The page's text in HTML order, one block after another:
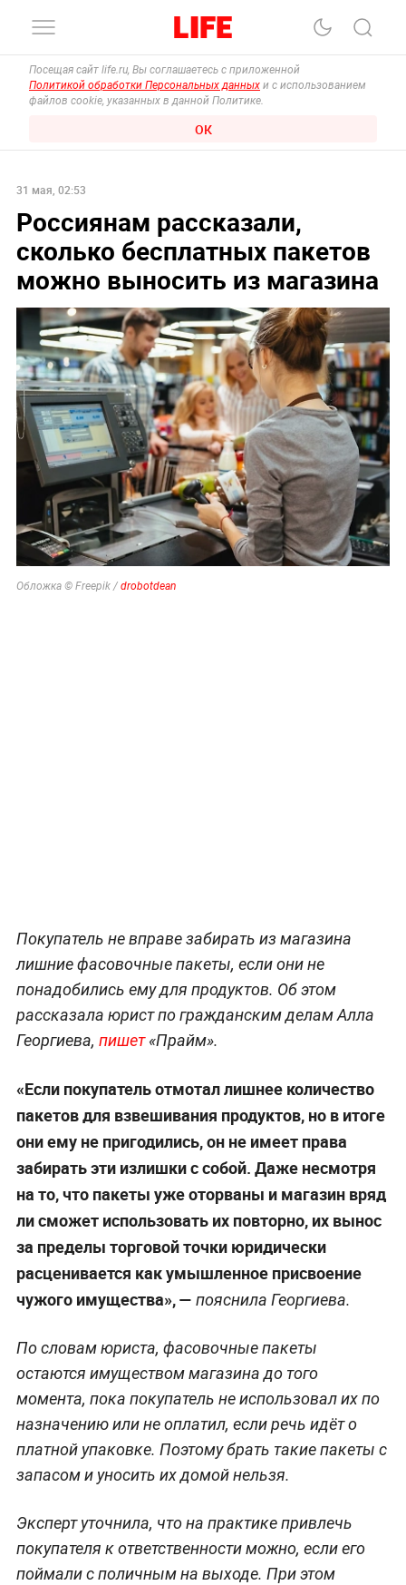
Посещая сайт life.ru, Вы соглашаетесь с приложенной
Политикой обработки Персональных данных и с использованием
файлов cookie, указанных в данной Политике.
ОК
31 мая, 02:53
Россиянам рассказали,
сколько бесплатных пакетов
можно выносить из магазина
Обложка © Freepik /drobotdean
Покупатель не вправе забирать из магазина
лишние фасовочные пакеты, если они не
понадобились ему для продуктов. Об этом
рассказала юрист по гражданским делам Алла
Георгиева, пишет«Прайм».
«Если покупатель отмотал лишнее количество
пакетов для взвешивания продуктов, но в итоге
они ему не пригодились, он не имеет права
забирать эти излишки с собой. Даже несмотря
на то, что пакеты уже оторваны и магазин вряд
ли сможет использовать их повторно, их вынос
за пределы торговой точки юридически
расценивается как умышленное присвоение
чужого имущества», — пояснила Георгиева.
По словам юриста, фасовочные пакеты
остаются имуществом магазина до того
момента, пока покупатель не использовал их по
назначению или не оплатил, если речь идёт о
платной упаковке. Поэтому брать такие пакеты с
запасом и уносить их домой нельзя.
Эксперт уточнила, что на практике привлечь
покупателя к ответственности можно, если его
поймали с поличным на выходе. При этом